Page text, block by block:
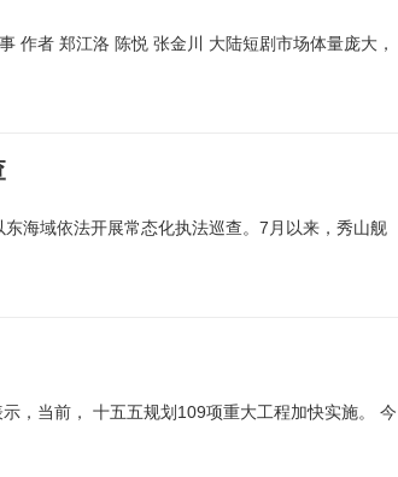
作者 郑江洛 陈悦 张金川 大陆短剧市场体量庞大，
海域依法开展常态化执法巡查。7月以来，秀山舰
，当前， 十五五规划109项重大工程加快实施。 今